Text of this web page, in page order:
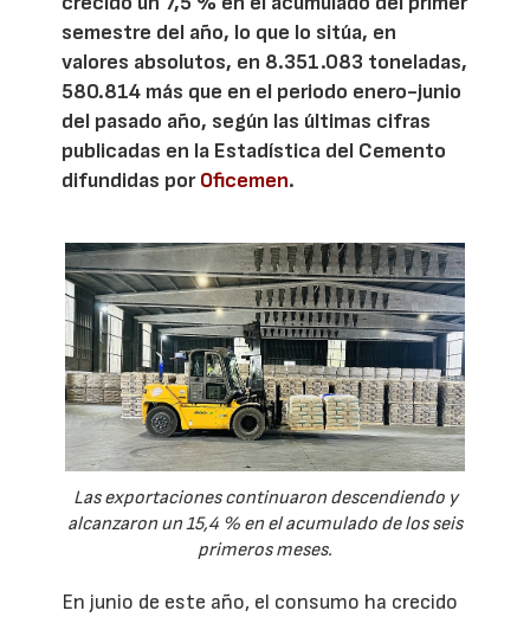
semestre del año, lo que lo sitúa, en
valores absolutos, en 8.351.083 toneladas,
580.814 más que en el periodo enero-junio
del pasado año, según las últimas cifras
publicadas en la Estadística del Cemento
difundidas porOficemen.
Las exportaciones continuaron descendiendo y
alcanzaron un 15,4 % en el acumulado de los seis
primeros meses.
En junio de este año, el consumo ha crecido